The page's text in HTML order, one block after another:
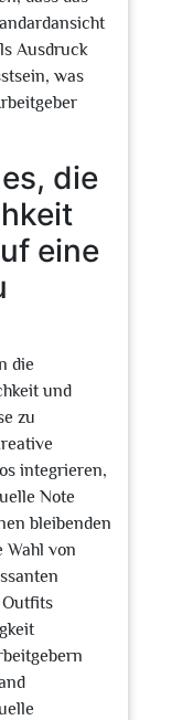
Ausdruck
was
die
eine
die
und
zu
integrieren,
Note
bleibenden
Wahl von